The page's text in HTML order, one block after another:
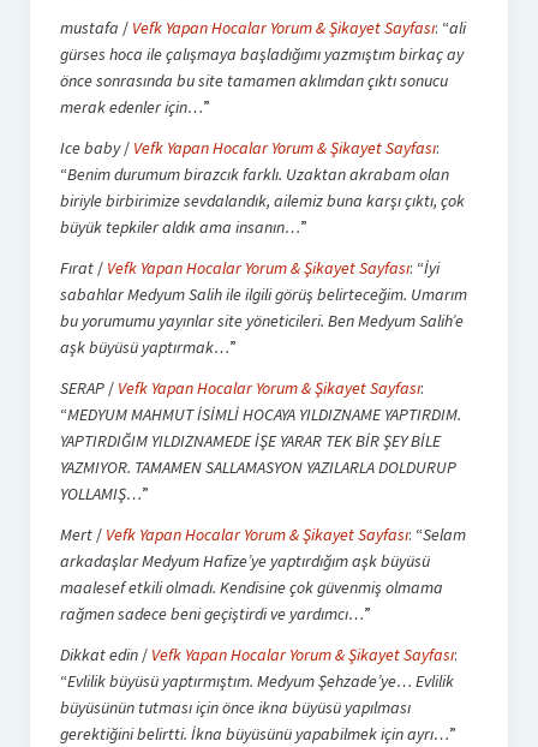
mustafa / Vefk Yapan Hocalar Yorum & Şikayet Sayfası: “ali
gürses hoca ile çalışmaya başladığımı yazmıştım birkaç ay
önce sonrasında bu site tamamen aklımdan çıktı sonucu
merak edenler için…”
Ice baby/ Vefk Yapan Hocalar Yorum & Şikayet Sayfası:
“Benim durumum birazcık farklı. Uzaktan akrabam olan
biriyle birbirimize sevdalandık, ailemiz buna karşı çıktı, çok
büyük tepkiler aldık ama insanın…”
Fırat/ Vefk Yapan Hocalar Yorum & Şikayet Sayfası: “İyi
sabahlar Medyum Salih ile ilgili görüş belirteceğim. Umarım
bu yorumumu yayınlar site yöneticileri. Ben Medyum Salih’e
aşk büyüsü yaptırmak…”
SERAP/ Vefk Yapan Hocalar Yorum & Şikayet Sayfası:
“MEDYUM MAHMUT İSİMLİ HOCAYA YILDIZNAME YAPTIRDIM.
YAPTIRDIĞIM YILDIZNAMEDE İŞE YARAR TEK BİR ŞEY BİLE
YAZMIYOR. TAMAMEN SALLAMASYON YAZILARLA DOLDURUP
YOLLAMIŞ…”
Mert/ Vefk Yapan Hocalar Yorum & Şikayet Sayfası: “Selam
arkadaşlar Medyum Hafize’ye yaptırdığım aşk büyüsü
maalesef etkili olmadı. Kendisine çok güvenmiş olmama
rağmen sadece beni geçiştirdi ve yardımcı…”
Dikkat edin/ Vefk Yapan Hocalar Yorum & Şikayet Sayfası:
“Evlilik büyüsü yaptırmıştım. Medyum Şehzade’ye… Evlilik
büyüsünün tutması için önce ikna büyüsü yapılması
gerektiğini belirtti. İkna büyüsünü yapabilmek için ayrı…”